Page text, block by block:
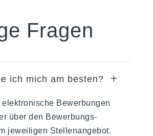
Fragen
ich mich am besten? L
Bewerbungen
über den Bewerbungs-
jeweiligen Stellenangebot.